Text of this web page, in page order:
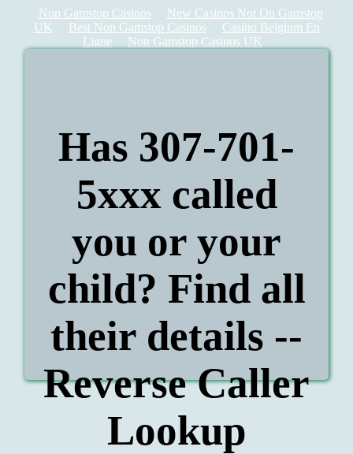
Non Gamstop Casinos
New Casinos Not On Gamstop
UK
Best Non Gamstop Casinos
Casino Belgium En
Ligne
Non Gamstop Casinos UK
Has 307-701-
5xxx called
you or your
child? Find all
their details --
Reverse Caller
Lookup